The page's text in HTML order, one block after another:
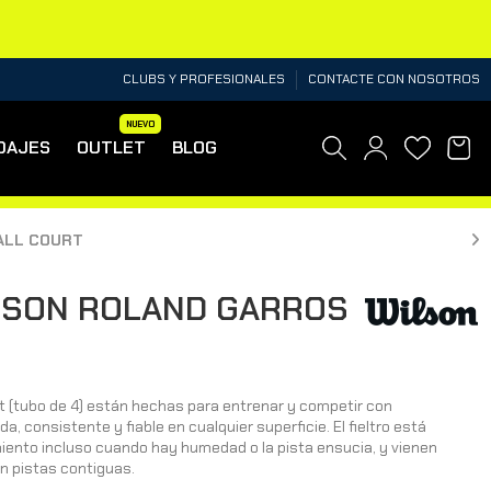
CLUBS Y PROFESIONALES CONTACTE CON NOSOTROS
OUTLET
NUEVO
BLOG
COURT
ROLAND GARROS
(tubo de 4) están hechas para entrenar y competir con
consistente y fiable en cualquier superficie. El fieltro está
incluso cuando hay humedad o la pista ensucia, y vienen
pistas contiguas.